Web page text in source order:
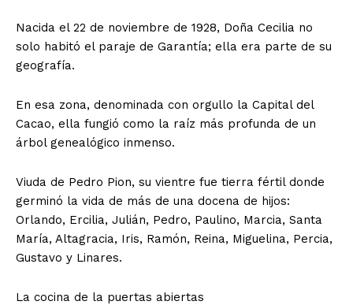
Nacida el 22 de noviembre de 1928, Doña Cecilia no
solo habitó el paraje de Garantía; ella era parte de su
geografía.
En esa zona, denominada con orgullo la Capital del
Cacao, ella fungió como la raíz más profunda de un
árbol genealógico inmenso.
Viuda de Pedro Pion, su vientre fue tierra fértil donde
germinó la vida de más de una docena de hijos:
Orlando, Ercilia, Julián, Pedro, Paulino, Marcia, Santa
María, Altagracia, Iris, Ramón, Reina, Miguelina, Percia,
Gustavo y Linares.
La cocina de la puertas abiertas